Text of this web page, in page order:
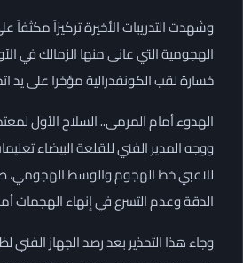
وشهدت التدريبات الأخيرة تركيزاً مكثفاً
الهجومية التي عانى منها الزمالك في
خسارة لقب الكونفدرالية مؤخرا على يد
الهدوء أمام المرمى.. السلاح الأول
ووجه المدير الفني للقلعة البيضاء
للاعبي خط الهجوم والوسط الهجومي،
الدقة وعدم التسرع في إنهاء الهجمات
وجاء هذا التحذير بعد رصد الجهاز الفني